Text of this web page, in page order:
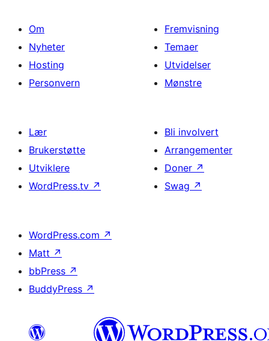
Om
Nyheter
Hosting
Personvern
Fremvisning
Temaer
Utvidelser
Mønstre
Lær
Brukerstøtte
Utviklere
WordPress.tv ↗
Bli involvert
Arrangementer
Doner ↗
Swag ↗
WordPress.com ↗
Matt ↗
bbPress ↗
BuddyPress ↗